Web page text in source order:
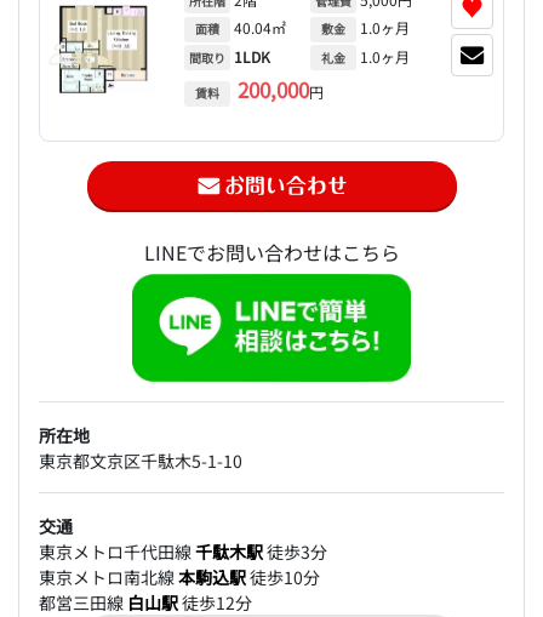
面積 40.04㎡
間取り 1LDK
賃料 200,000円
敷金 1.0ヶ月
礼金 1.0ヶ月
♥
LINEでお問い合わせはこちら
所在地
東京都文京区千駄木5-1-10
交通
東京メトロ千代田線千駄木駅徒歩3分
東京メトロ南北線本駒込駅徒歩10分
都営三田線 白山駅徒歩12分